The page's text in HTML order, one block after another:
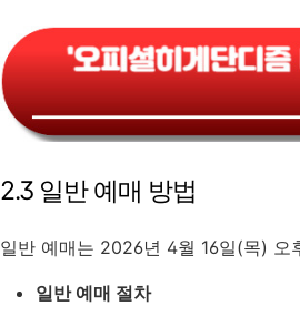
2.3 일반 예매 방법
일반 예매는 2026년 4월 16일(목) 오
일반 예매 절차